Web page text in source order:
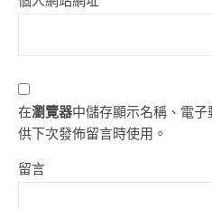
在瀏覽器中儲存顯示名稱、電
供下次發佈留言時使用。
留言